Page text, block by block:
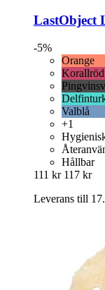
LastObject
-5%
Orange
Korallröd
Valblå
+1
Hållbar
111 kr 117 kr
Leverans till